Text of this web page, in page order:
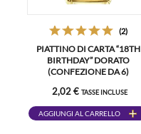
(2)
PIATTINO DI CARTA “18TH
BIRTHDAY” DORATO
(CONFEZIONE DA 6)
2,02 € TASSE INCLUSE
AGGIUNGI AL CARRELLO